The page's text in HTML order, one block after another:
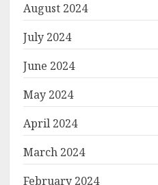
August 2024
July 2024
June 2024
May 2024
April 2024
March 2024
February 2024